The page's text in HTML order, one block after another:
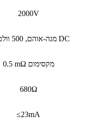
2000V
>5 מגה-אוהם, 500 וולט DC
0.5 mΩ מקסימום
680Ω
≤23mA